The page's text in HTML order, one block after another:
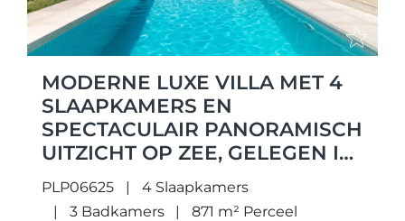
MODERNE LUXE VILLA MET 4
SLAAPKAMERS EN
SPECTACULAIR PANORAMISCH
UITZICHT OP ZEE, GELEGEN IN
RIO REAL
PLP06625
4 Slaapkamers
3 Badkamers
871 m² Perceel